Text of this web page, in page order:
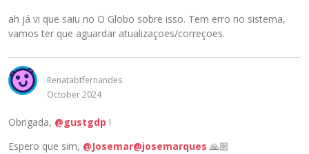
ah já vi que saiu no O Globo sobre isso. Tem erro no sistema,
vamos ter que aguardar atualizaçoes/correçoes.
Renatabtfernandes
October 2024
Obrigada, @gustgdp !
Espero que sim, @Josemar@josemarques 🙏🏼